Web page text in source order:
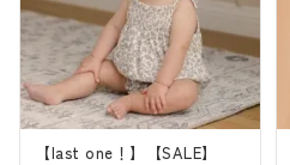
【last one！】【SALE】